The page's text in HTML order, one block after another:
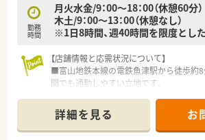
勤務
時間
月火水金/9：00～18：00（休憩60分）
木土/9：00～13：00（休憩なし）
※1日8時間、週40時間を限度とし
【店舗情報と応需状況について】
■富山地鉄本線の電鉄魚津駅から徒歩約8
関でも通勤しやすい立地です。
ら60枚ほどを応需しています。
■現在は30代から40代の女性薬剤師2名
おります。
詳細を見る お